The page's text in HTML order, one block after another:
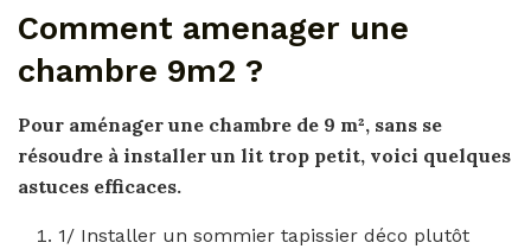
Comment amenager une
chambre 9m2 ?
Pour aménager une chambre de 9 m², sans se
résoudre à installer un lit trop petit, voici quelques
astuces efficaces.
1/ Installer un sommier tapissier déco plutôt